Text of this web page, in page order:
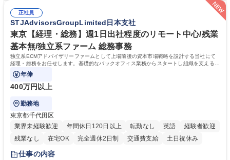
く 進行管理能力や調整力など、市場価値の高いキャリアアップが可能で
す。 ※業務の変更範囲：会社の定める業務※ 募集職種 【コーポレート庶
務】未経験歓迎/土日祝休/エンタメを支える事務
体感しながら、社会貢献性の高い業務に携わることができます。■単なる
ルーティンワークに留まらず、外注事業者との連携や業務プロセスの推進
など、自らの裁量で組織の仕組みづくりに関われるやりがいがあります。
■土日祝休みで、プライベートと両立しながら専門スキルを磨ける環境で
す。 学歴・資格 学歴：大学院 大学 高専 短大 専修学校 高校 語学力： 資
格：
正社員
STJAdvisorsGroupLimited日本支社
東京【経理・総務】週1日出社程度のリモート中心/残業
基本無/独立系ファーム 総務事務
独立系ECMアドバイザリーファームとして上場前後の資本市場戦略を設計する当社にて
経理・総務をお任せします。基礎的なバックオフィス業務からスタートし組織を支える専
任担当として広く活躍できる環境です。
年俸
400万円以上
勤務地
東京都千代田区
業界未経験歓迎
年間休日120日以上 転勤なし 英語
経験者歓迎
残業なし
在宅OK 完全週休2日制 交通費支給 土日祝休み
仕事の内容